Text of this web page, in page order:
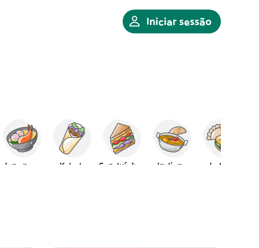
Iniciar sessão
Japonesa Kebab Sanduíches Indiana Latina